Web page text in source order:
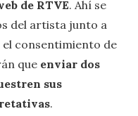
de RTVE. Ahí se
del artista junto a
consentimiento de
que enviar dos
sus
.